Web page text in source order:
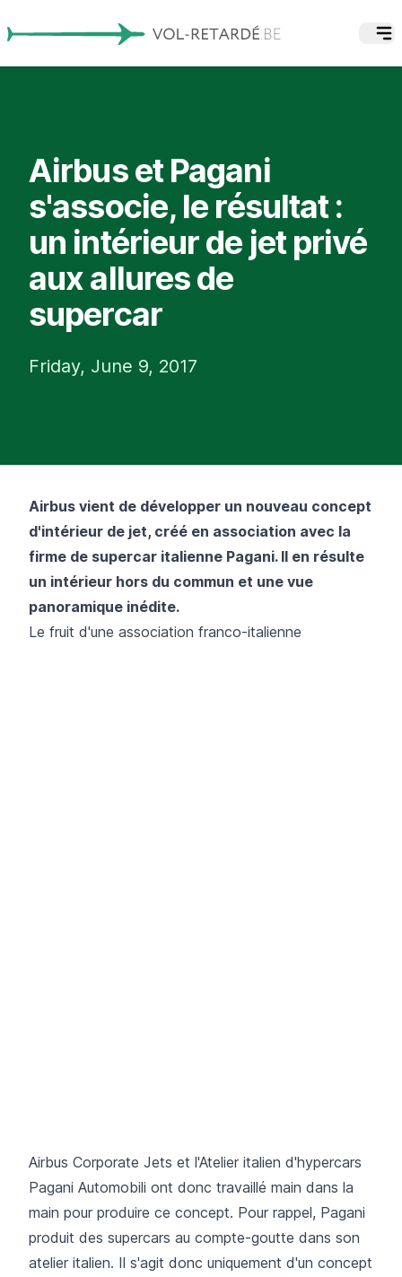
Airbus et Pagani
s'associe, le résultat :
un intérieur de jet privé
aux allures de
supercar
Friday, June 9, 2017
Airbus vient de développer un nouveau concept
d'intérieur de jet, créé en association avec la
firme de supercar italienne Pagani. Il en résulte
un intérieur hors du commun et une vue
panoramique inédite.
Le fruit d'une association franco-italienne
Airbus Corporate Jets et l'Atelier italien d'hypercars
Pagani Automobili ont donc travaillé main dans la
main pour produire ce concept. Pour rappel, Pagani
produit des supercars au compte-goutte dans son
atelier italien. Il s'agit donc uniquement d'un concept